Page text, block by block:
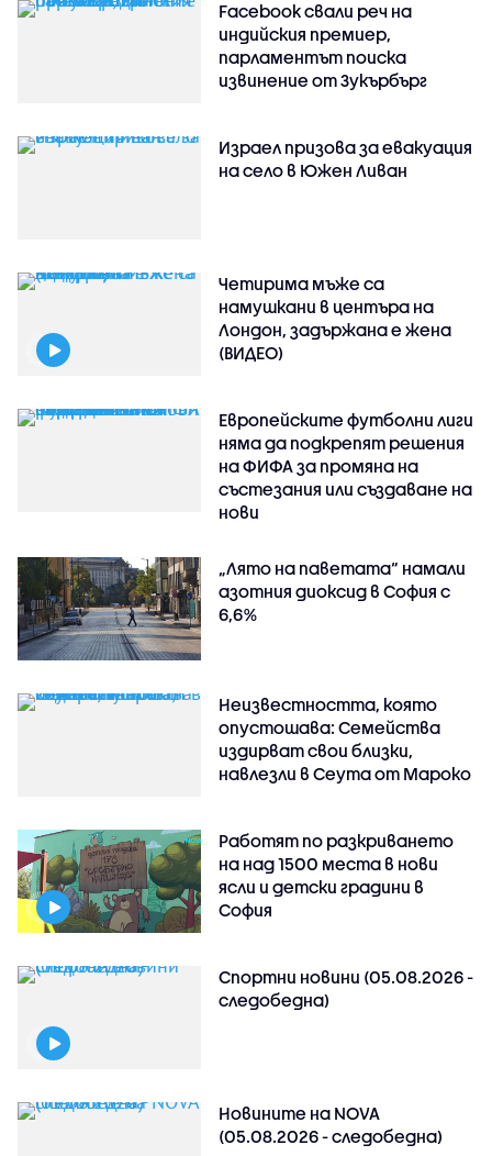
Facebook свали реч на
индийския премиер,
парламентът поиска
извинение от Зукърбърг
Израел призова за евакуация
на село в Южен Ливан
Четирима мъже са
намушкани в центъра на
Лондон, задържана е жена
(ВИДЕО)
Европейските футболни лиги
няма да подкрепят решения
на ФИФА за промяна на
състезания или създаване на
нови
„Лято на паветата“ намали
азотния диоксид в София с
6,6%
Неизвестността, която
опустошава: Семейства
издирват свои близки,
навлезли в Сеута от Мароко
Работят по разкриването
на над 1500 места в нови
ясли и детски градини в
София
Спортни новини (05.08.2026 -
следобедна)
Новините на NOVA
(05.08.2026 - следобедна)